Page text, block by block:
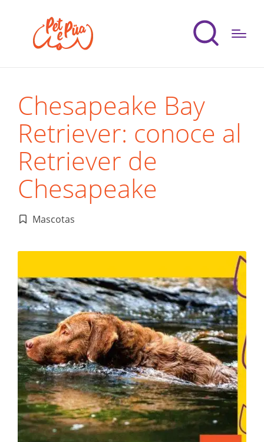
Chesapeake Bay
Retriever: conoce al
Retriever de
Chesapeake
Publicado
Mascotas